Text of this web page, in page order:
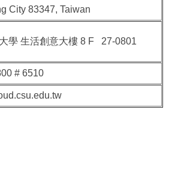
City 83347, Taiwan
學 生活創意大樓 8 F 27-0801
# 6510